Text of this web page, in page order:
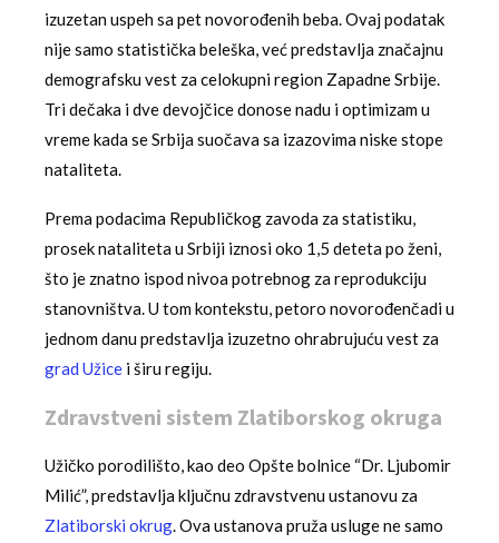
izuzetan uspeh sa pet novorođenih beba. Ovaj podatak
nije samo statistička beleška, već predstavlja značajnu
demografsku vest za celokupni region Zapadne Srbije.
Tri dečaka i dve devojčice donose nadu i optimizam u
vreme kada se Srbija suočava sa izazovima niske stope
nataliteta.
Prema podacima Republičkog zavoda za statistiku,
prosek nataliteta u Srbiji iznosi oko 1,5 deteta po ženi,
što je znatno ispod nivoa potrebnog za reprodukciju
stanovništva. U tom kontekstu, petoro novorođenčadi u
jednom danu predstavlja izuzetno ohrabrujuću vest za
grad Užice i širu regiju.
Zdravstveni sistem Zlatiborskog okruga
Užičko porodilišto, kao deo Opšte bolnice “Dr. Ljubomir
Milić”, predstavlja ključnu zdravstvenu ustanovu za
Zlatiborski okrug. Ova ustanova pruža usluge ne samo